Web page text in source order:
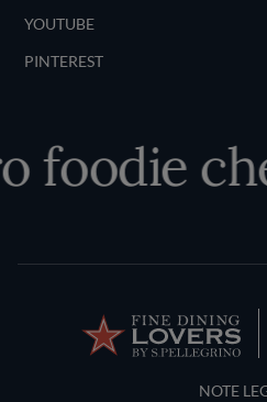
YOUTUBE
PINTEREST
che
Terms and NOTE